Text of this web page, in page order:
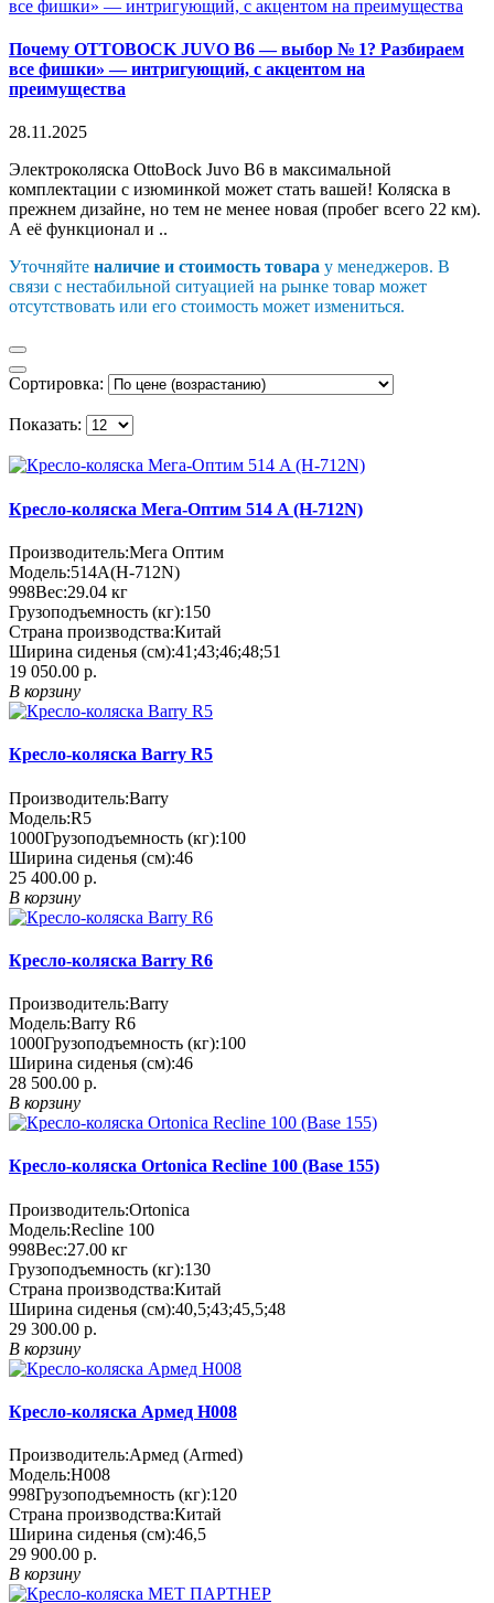
Почему OTTOBOCK JUVO B6 — выбор № 1? Разбираем
все фишки» — интригующий, с акцентом на
преимущества
28.11.2025
Электроколяска OttoBock Juvo B6 в максимальной
комплектации с изюминкой может стать вашей! Коляска в
прежнем дизайне, но тем не менее новая (пробег всего 22 км).
А её функционал и ..
Уточняйте наличие и стоимость товара у менеджеров. В
связи с нестабильной ситуацией на рынке товар может
отсутствовать или его стоимость может измениться.
Сортировка:
Показать:
Кресло-коляска Мега-Оптим 514 A (H-712N)
Производитель:Мега Оптим
Модель:514А(H-712N)
998Вес:29.04 кг
Грузоподъемность (кг):150
Страна производства:Китай
Ширина сиденья (см):41;43;46;48;51
19 050.00 р.
В корзину
Кресло-коляска Barry R5
Производитель:Barry
Модель:R5
1000Грузоподъемность (кг):100
Ширина сиденья (см):46
25 400.00 р.
В корзину
Кресло-коляска Barry R6
Производитель:Barry
Модель:Barry R6
1000Грузоподъемность (кг):100
Ширина сиденья (см):46
28 500.00 р.
В корзину
Кресло-коляска Ortonica Recline 100 (Base 155)
Производитель:Ortonica
Модель:Recline 100
998Вес:27.00 кг
Грузоподъемность (кг):130
Страна производства:Китай
Ширина сиденья (см):40,5;43;45,5;48
29 300.00 р.
В корзину
Кресло-коляска Армед H008
Производитель:Армед (Armed)
Модель:Н008
998Грузоподъемность (кг):120
Страна производства:Китай
Ширина сиденья (см):46,5
29 900.00 р.
В корзину